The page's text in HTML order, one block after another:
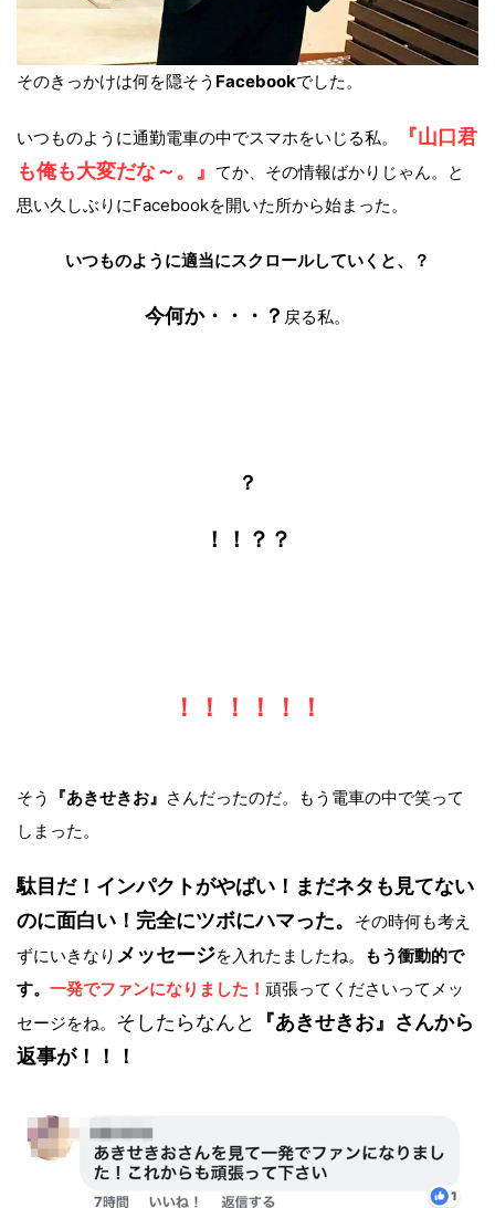
そのきっかけは何を隠そう Facebookでした。
いつものように通勤電車の中でスマホをいじる私。
『山口君
も俺も大変だな～。』 てか、その情報ばかりじゃん。と
思い久しぶりにFacebookを開いた所から始まった。
いつものように適当にスクロールしていくと、 ？
今何か・・・？ 戻る私。
？
！！？？
！！！！！！
そう 『あきせきお』 さんだったのだ。もう電車の中で笑って
しまった。
駄目だ！インパクトがやばい！ まだネタも見てない
のに面白い！ 完全にツボにハマった。
その時何も考え
ずにいきなり メッセージを入れたましたね。
もう衝動的で
す。 一発でファンになりました！ 頑張ってくださいってメッ
セージをね。 そしたらなんと
『あきせきお』さんから
返事が！！！